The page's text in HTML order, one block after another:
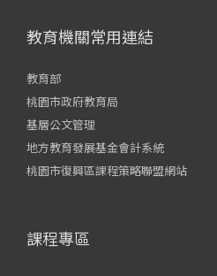
教育機關常用連結
教育部
桃園市政府教育局
基層公文管理
地方教育發展基金會計系統
桃園市復興區課程策略聯盟網站
課程專區